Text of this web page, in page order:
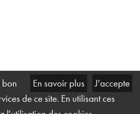
En savoir plus J'accepte
bon
de ce site. En utilisant ces